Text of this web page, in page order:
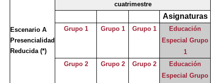
Escenario A
Presencialidad
Reducida(*)
cuatrimestre
Asignaturas
Grupo 1 Grupo 1 Grupo 1
Educación
Especial Grupo
1
Grupo 2
Grupo 2 Grupo 2
Educación
Especial Grupo